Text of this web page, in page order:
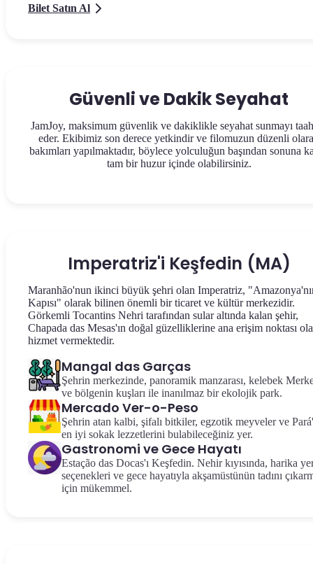
Bilet Satın Al
Güvenli ve Dakik Seyahat
JamJoy, maksimum güvenlik ve dakiklikle seyahat sunmayı
eder. Ekibimiz son derece yetkindir ve filomuzun düzenli
bakımları yapılmaktadır, böylece yolculuğun başından sonuna
tam bir huzur içinde olabilirsiniz.
Imperatriz'i Keşfedin (MA)
Maranhão'nun ikinci büyük şehri olan Imperatriz,
Kapısı" olarak bilinen önemli bir ticaret ve kültür merkezidir.
Görkemli Tocantins Nehri tarafından sular altında kalan şehir,
Chapada das Mesas'ın doğal güzelliklerine ana erişim noktası
hizmet vermektedir.
Mangal das Garças
Şehrin merkezinde, panoramik manzarası, kelebek
ve bölgenin kuşları ile inanılmaz bir ekolojik park.
Mercado Ver-o-Peso
Şehrin atan kalbi, şifalı bitkiler, egzotik meyveler ve
en iyi sokak lezzetlerini bulabileceğiniz yer.
Gastronomi ve Gece Hayatı
Estação das Docas'ı Keşfedin. Nehir kıyısında, harika
seçenekleri ve gece hayatıyla akşamüstünün tadını
için mükemmel.